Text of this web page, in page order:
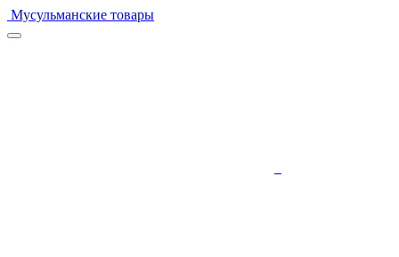
Мусульманские товары